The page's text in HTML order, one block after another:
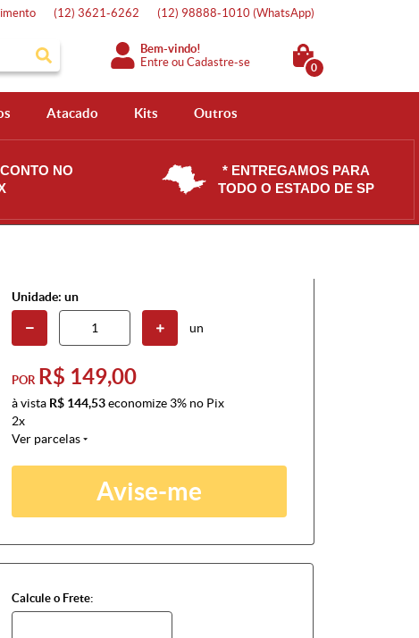
(12) 3621-6262 (12) 98888-1010 (WhatsApp)
Bem-vindo!
Entre ouCadastre-se 0
Atacado Kits Outros
NO
* ENTREGAMOS PARA
TODO O ESTADO DE SP
Unidade: un
un
POR R$ 149,00
à vista R$ 144,53economize 3% no Pix
2x
Ver parcelas
Avise-me
Calcule o Frete: